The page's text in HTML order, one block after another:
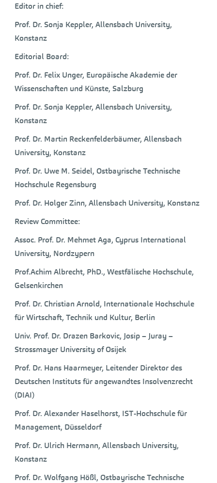
Editor in chief:
Prof. Dr. Sonja Keppler, Allensbach University,
Konstanz
Editorial Board:
Prof. Dr. Felix Unger, Europäische Akademie der
Wissenschaften und Künste, Salzburg
Prof. Dr. Sonja Keppler, Allensbach University,
Konstanz
Prof. Dr. Martin Reckenfelderbäumer, Allensbach
University, Konstanz
Prof. Dr. Uwe M. Seidel, Ostbayrische Technische
Hochschule Regensburg
Prof. Dr. Holger Zinn, Allensbach University, Konstanz
Review Committee:
Assoc. Prof. Dr. Mehmet Aga, Cyprus International
University, Nordzypern
Prof.Achim Albrecht, PhD., Westfälische Hochschule,
Gelsenkirchen
Prof. Dr. Christian Arnold, Internationale Hochschule
für Wirtschaft, Technik und Kultur, Berlin
Univ. Prof. Dr. Drazen Barkovic, Josip – Juray –
Strossmayer University of Osijek
Prof. Dr. Hans Haarmeyer, Leitender Direktor des
Deutschen Instituts für angewandtes Insolvenzrecht
(DIAI)
Prof. Dr. Alexander Haselhorst, IST-Hochschule für
Management, Düsseldorf
Prof. Dr. Ulrich Hermann, Allensbach University,
Konstanz
Prof. Dr. Wolfgang Hößl, Ostbayrische Technische